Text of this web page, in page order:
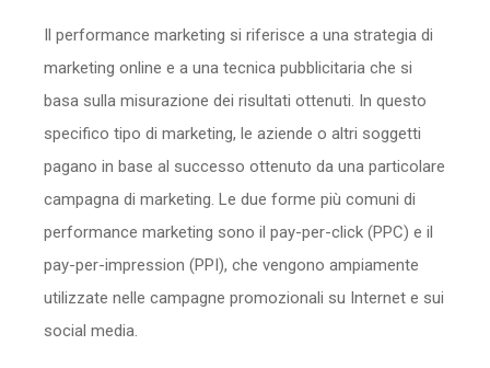
Sicurezza
Servizi
Il performance marketing si riferisce a una strategia di
marketing online e a una tecnica pubblicitaria che si
basa sulla misurazione dei risultati ottenuti. In questo
specifico tipo di marketing, le aziende o altri soggetti
pagano in base al successo ottenuto da una particolare
campagna di marketing. Le due forme più comuni di
performance marketing sono il pay-per-click (PPC) e il
pay-per-impression (PPI), che vengono ampiamente
utilizzate nelle campagne promozionali su Internet e sui
social media.